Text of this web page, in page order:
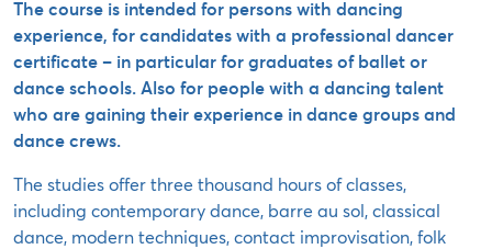
The course is intended for persons with dancing
experience, for candidates with a professional dancer
certificate – in particular for graduates of ballet or
dance schools. Also for people with a dancing talent
who are gaining their experience in dance groups and
dance crews.
The studies offer three thousand hours of classes,
including contemporary dance, barre au sol, classical
dance, modern techniques, contact improvisation, folk